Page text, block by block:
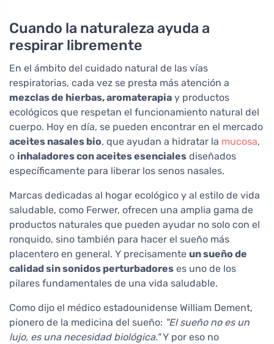
Cuando la naturaleza ayuda a
respirar libremente
En el ámbito del cuidado natural de las vías
respiratorias, cada vez se presta más atención a
mezclas de hierbas, aromaterapia y productos
ecológicos que respetan el funcionamiento natural del
cuerpo. Hoy en día, se pueden encontrar en el mercado
aceites nasales bio, que ayudan a hidratar la mucosa,
o inhaladores con aceites esenciales diseñados
específicamente para liberar los senos nasales.
Marcas dedicadas al hogar ecológico y al estilo de vida
saludable, como Ferwer, ofrecen una amplia gama de
productos naturales que pueden ayudar no solo con el
ronquido, sino también para hacer el sueño más
placentero en general. Y precisamente un sueño de
calidad sin sonidos perturbadores es uno de los
pilares fundamentales de una vida saludable.
Como dijo el médico estadounidense William Dement,
pionero de la medicina del sueño: "El sueño no es un
lujo, es una necesidad biológica."Y por eso no